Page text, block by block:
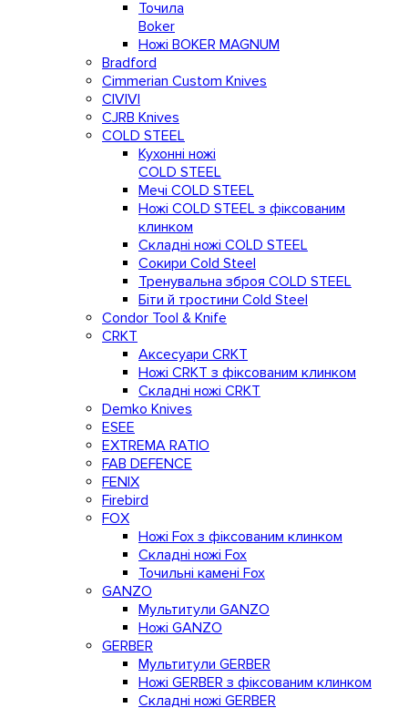
Точила
Boker
Ножі BOKER MAGNUM
Bradford
Cimmerian Custom Knives
CIVIVI
CJRB Knives
COLD STEEL
Кухонні ножі
COLD STEEL
Мечі COLD STEEL
Ножі COLD STEEL з фіксованим
клинком
Складні ножі COLD STEEL
Сокири Cold Steel
Тренувальна зброя COLD STEEL
Біти й тростини Cold Steel
Condor Tool & Knife
CRKT
Аксесуари CRKT
Ножі CRKT з фіксованим клинком
Складні ножі CRKT
Demko Knives
ESEE
EXTREMA RATIO
FAB DEFENCE
FENIX
Firebird
FOX
Ножі Fox з фіксованим клинком
Складні ножі Fox
Точильні камені Fox
GANZO
Мультитули GANZO
Ножі GANZO
GERBER
Мультитули GERBER
Ножі GERBER з фіксованим клинком
Складні ножі GERBER